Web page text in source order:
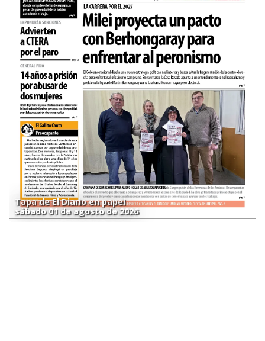
Tapa de El Diario en papel
sábado 01 de agosto de 2026